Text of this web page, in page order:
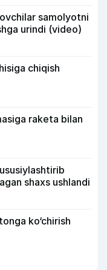
samolyotni
urindi (video)
chiqish
raketa bilan
shaxs ushlandi
ko‘chirish